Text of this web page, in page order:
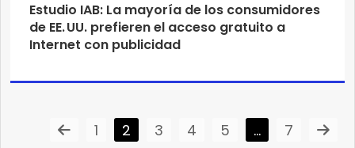
Estudio IAB: ​La mayoría de los consumidores
de EE. UU. prefieren el acceso gratuito a
Internet con publicidad
1 2 3 4 5 … 7